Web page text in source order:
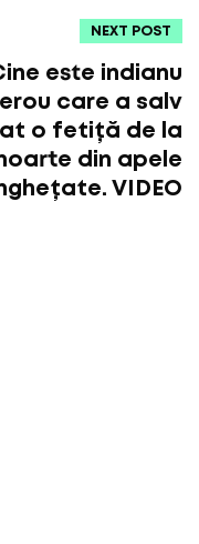
NEXT POST
este indianu
erou care a salv
at o fetiță de la
din apele
VIDEO